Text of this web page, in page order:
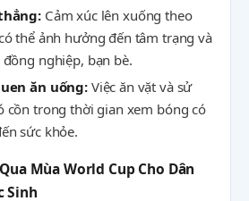
Cảm xúc lên xuống theo
thể ảnh hưởng đến tâm trạng và
nghiệp, bạn bè.
ăn uống:Việc ăn vặt và sử
cồn trong thời gian xem bóng có
sức khỏe.
Mùa World Cup Cho Dân
Sinh